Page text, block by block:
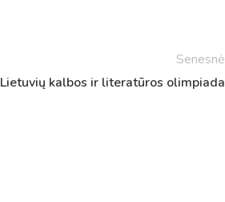
Senesnė
Lietuvių kalbos ir literatūros olimpiada